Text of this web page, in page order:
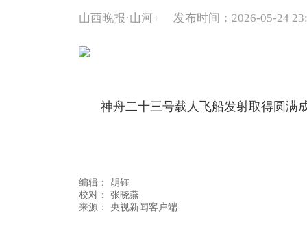
山西晚报·山河+ 发布时间：2026-05-24
神舟二十三号载人飞船发射取得圆满
编辑： 胡钰
校对： 张晓燕